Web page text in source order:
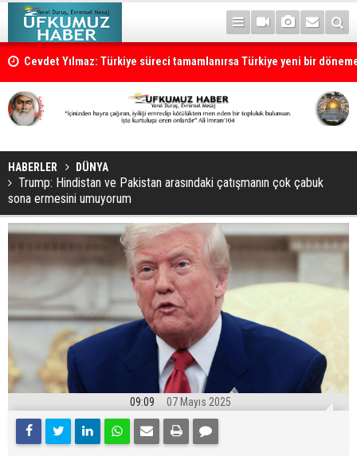
Cevdet Yılmaz: Türkiye süreci tamamlanırsa Türkiye yeni bir
HABERLER DÜNYA
Trump: Hindistan ve Pakistan arasındaki çatışmanın çok çabuk
sona ermesini umuyorum
09:09 07 Mayıs 2025